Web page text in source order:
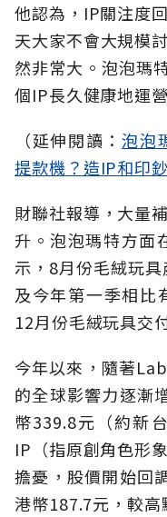
他認為，IP關注度
天大家不會大規模
然非常大。泡泡瑪
個IP長久健康地運
（延伸閱讀：泡泡
提款機？造IP和印
財聯社報導，大量
升。泡泡瑪特方面
示，8月份毛絨玩
及今年第一季相比
12月份毛絨玩具交
今年以來，隨著
的全球影響力逐漸
幣339.8元（約新
IP（指原創角色形
擔憂，股價開始回
港幣187.7元，較高